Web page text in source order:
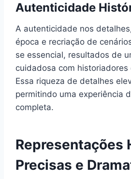
Autenticidade
A autenticidade nos
época e recriação de
se essencial, resultados de
cuidadosa com historiadores
Essa riqueza de detalhes
permitindo uma experiência
completa.
Representações
Precisas e